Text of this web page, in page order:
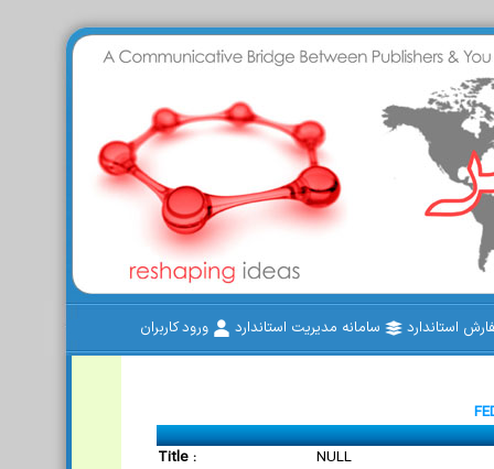
استاندارد سامانه مدیریت استاندارد ورود کاربران
Title :
NULL